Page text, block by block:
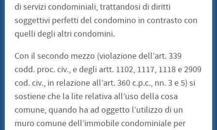
di servizi condominiali, trattandosi di diritti
soggettivi perfetti del condomino in contrasto con
quelli degli altri condomini.
Con il secondo mezzo (violazione dell’art. 339
codd. proc. civ., e degli artt. 1102, 1117, 1118 e 2909
cod. civ., in relazione all’art. 360 c.p.c., nn. 3 e 5) si
sostiene che la lite relativa all’uso della cosa
comune, quando ha ad oggetto l’utilizzo di un
muro comune dell’immobile condominiale per